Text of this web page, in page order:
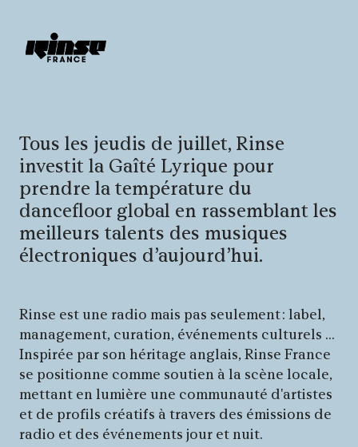
Tous les jeudis de juillet, Rinse
investit la Gaîté Lyrique pour
prendre la température du
dancefloor global en rassemblant les
meilleurs talents des musiques
électroniques d’aujourd’hui.
Rinse est une radio mais pas seulement : label,
management, curation, événements culturels ...
Inspirée par son héritage anglais, Rinse France
se positionne comme soutien à la scène locale,
mettant en lumière une communauté d'artistes
et de profils créatifs à travers des émissions de
radio et des événements jour et nuit.